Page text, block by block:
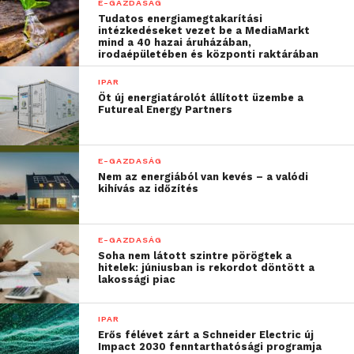
vissza a tudásukat és
önbizalmukat, a
munkaerőpiac egyik
legnagyobb rejtett
tartalékát tudják
aktivizálni.”
New Yorktól Budapestig:
visszarázódás 16 hét alatt
A Return to Work! – Lendülj újra munkába!
programot először New York-i központjában
hirdette meg a Morgan Stanley, amely mintegy 3000
embert foglalkoztat budapesti központjában
számos területen a kockázatkezeléstől az pénzügyi
modellezésen át az informatikáig. Budapesten 2016-
E-GAZDASÁG
Tudatos energiamegtakarítási
intézkedéseket vezet be a MediaMarkt
mind a 40 hazai áruházában,
irodaépületében és központi raktárában
IPAR
Öt új energiatárolót állított üzembe a
Futureal Energy Partners
E-GAZDASÁG
Nem az energiából van kevés – a valódi
kihívás az időzítés
E-GAZDASÁG
Soha nem látott szintre pörögtek a
hitelek: júniusban is rekordot döntött a
lakossági piac
IPAR
Erős félévet zárt a Schneider Electric új
Impact 2030 fenntarthatósági programja